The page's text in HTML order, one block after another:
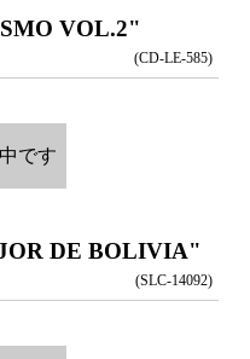
VOL.2"
(CD-LE-585)
です
DE BOLIVIA"
(SLC-14092)